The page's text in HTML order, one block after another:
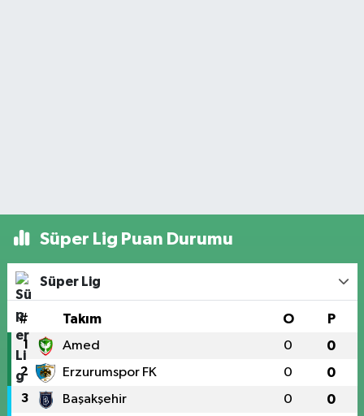
Süper Lig Puan Durumu
Süper Lig
# Takım O P
1 Amed 0 0
2 Erzurumspor FK 0 0
3 Başakşehir 0 0